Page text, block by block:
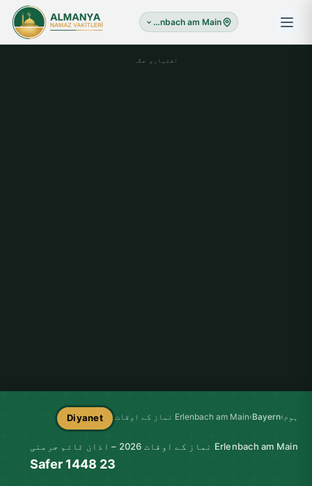
Erlenbach am Main
اشتہاری جگہ
ہوم›
Bayern
›Erlenbach am Main نماز کے اوقات Diyanet
Erlenbach am Main نماز کے اوقات 2026 – اذان ٹائم جرمنی
23 Safer 1448